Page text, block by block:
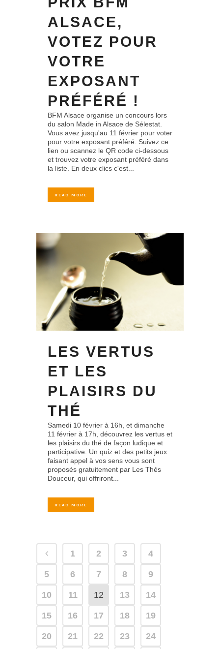
ALSACE,
VOTEZ POUR
VOTRE
EXPOSANT
PRÉFÉRÉ !
BFM Alsace organise un concours lors
du salon Made in Alsace de Sélestat.
Vous avez jusqu'au 11 février pour voter
pour votre exposant préféré. Suivez ce
lien ou scannez le QR code ci-dessous
et trouvez votre exposant préféré dans
la liste. En deux clics c'est...
READ MORE
LES VERTUS
ET LES
PLAISIRS DU
THÉ
Samedi 10 février à 16h, et dimanche
11 février à 17h, découvrez les vertus et
les plaisirs du thé de façon ludique et
participative. Un quiz et des petits jeux
faisant appel à vos sens vous sont
proposés gratuitement par Les Thés
Douceur, qui offriront...
READ MORE
1 2 3 4
5 6 7 8 9
10 11 12 13 14
15 16 17 18 19
20 21 22 23 24